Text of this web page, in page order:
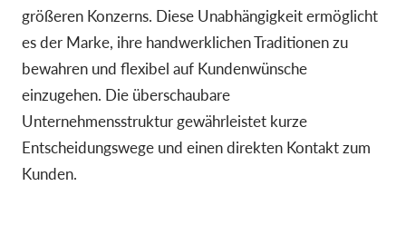
größeren Konzerns. Diese Unabhängigkeit ermöglicht
es der Marke, ihre handwerklichen Traditionen zu
bewahren und flexibel auf Kundenwünsche
einzugehen. Die überschaubare
Unternehmensstruktur gewährleistet kurze
Entscheidungswege und einen direkten Kontakt zum
Kunden.